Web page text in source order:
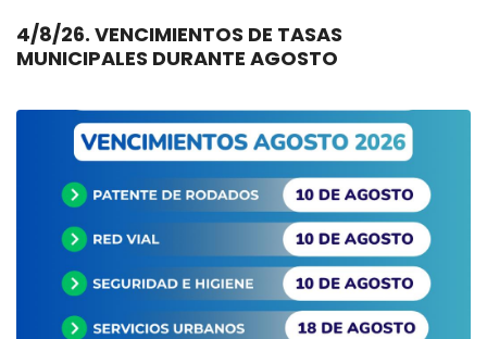
4/8/26. VENCIMIENTOS DE TASAS
MUNICIPALES DURANTE AGOSTO